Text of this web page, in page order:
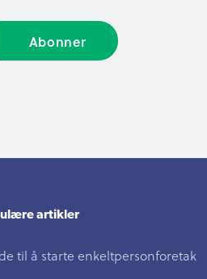
artikler
til å starte enkeltpersonforetak